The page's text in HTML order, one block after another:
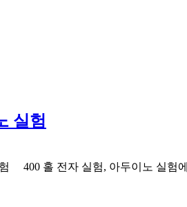
실험
400 홀 전자 실험, 아두이노 실험